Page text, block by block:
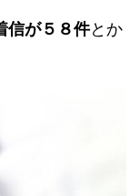
信が５８件とか